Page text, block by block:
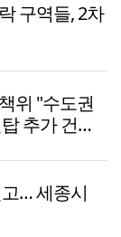
구역들, 2차
위 "수도권
추가 건설,
… 세종시